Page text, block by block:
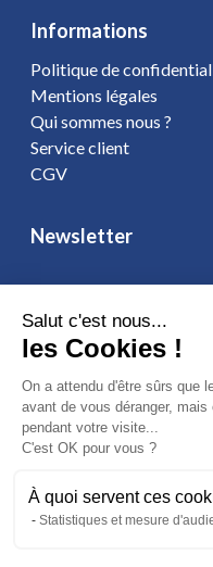
Informations
Politique de
Mentions légales
Qui sommes nous ?
Service client
CGV
Newsletter
Vous affirmez avoir pris
. Vous
d'opposition.
Suivez-nous
Salut c'est nous...
les Cookies !
On a attendu d'être sûrs que
avant de vous déranger,
pendant votre visite...
C'est OK pour vous ?
À quoi servent ces
Statistiques et mesure